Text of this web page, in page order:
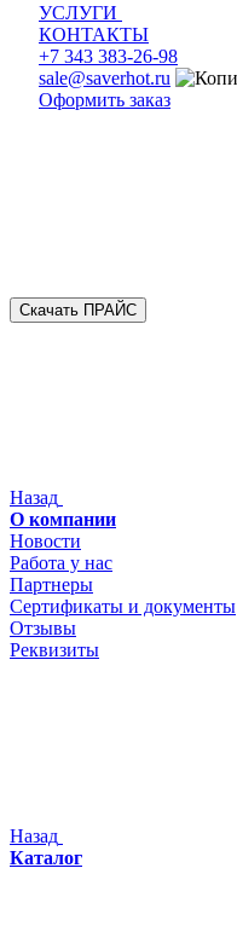
УСЛУГИ
КОНТАКТЫ
+7 343 383-26-98
sale@saverhot.ru
Оформить заказ
Скачать ПРАЙС
Назад
О компании
Новости
Работа у нас
Партнеры
Сертификаты и документы
Отзывы
Реквизиты
Назад
Каталог